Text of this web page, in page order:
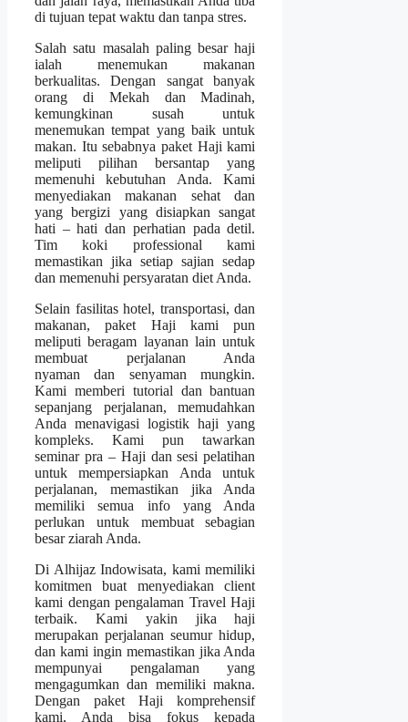
di tujuan tepat waktu dan tanpa stres.
Salah satu masalah paling besar haji
ialah menemukan makanan
berkualitas. Dengan sangat banyak
orang di Mekah dan Madinah,
kemungkinan susah untuk
menemukan tempat yang baik untuk
makan. Itu sebabnya paket Haji kami
meliputi pilihan bersantap yang
memenuhi kebutuhan Anda. Kami
menyediakan makanan sehat dan
yang bergizi yang disiapkan sangat
hati – hati dan perhatian pada detil.
Tim koki professional kami
memastikan jika setiap sajian sedap
dan memenuhi persyaratan diet Anda.
Selain fasilitas hotel, transportasi, dan
makanan, paket Haji kami pun
meliputi beragam layanan lain untuk
membuat perjalanan Anda
nyaman dan senyaman mungkin.
Kami memberi tutorial dan bantuan
sepanjang perjalanan, memudahkan
Anda menavigasi logistik haji yang
kompleks. Kami pun tawarkan
seminar pra – Haji dan sesi pelatihan
untuk mempersiapkan Anda untuk
perjalanan, memastikan jika Anda
memiliki semua info yang Anda
perlukan untuk membuat sebagian
besar ziarah Anda.
Di Alhijaz Indowisata, kami memiliki
komitmen buat menyediakan client
kami dengan pengalaman Travel Haji
terbaik. Kami yakin jika haji
merupakan perjalanan seumur hidup,
dan kami ingin memastikan jika Anda
mempunyai pengalaman yang
mengagumkan dan memiliki makna.
Dengan paket Haji komprehensif
kami, Anda bisa fokus kepada